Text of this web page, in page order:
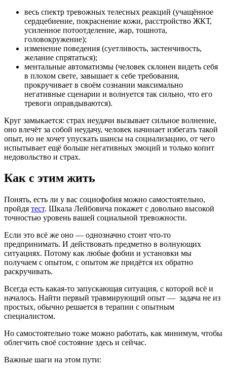
весь спектр тревожных телесных реакций (учащённое
сердцебиение, покраснение кожи, расстройство ЖКТ,
усиленное потоотделение, жар, тошнота,
головокружение);
изменение поведения (суетливость, застенчивость,
желание спрятаться);
ментальные автоматизмы (человек склонен видеть себя
в плохом свете, завышает к себе требования,
прокручивает в своём сознании максимально
негативные сценарии и волнуется так сильно, что его
тревоги оправдываются).
Круг замыкается: страх неудачи вызывает сильное волнение,
оно влечёт за собой неудачу, человек начинает избегать такой
опыт, но не хочет упускать шансы на социализацию, от чего
испытывает ещё больше негативных эмоций и только копит
недовольство и страх.
Как с этим жить
Понять, есть ли у вас социофобия можно самостоятельно,
пройдя тест. Шкала Лейбовича покажет с довольно высокой
точностью уровень вашей социальной тревожности.
Если это всё же оно — однозначно стоит что-то
предпринимать. И действовать предметно в волнующих
ситуациях. Потому как любые фобии и установки мы
получаем с опытом, с опытом же придётся их обратно
раскручивать.
Всегда есть какая-то запускающая ситуация, с которой всё и
началось. Найти первый травмирующий опыт — задача не из
простых, обычно решается в терапии с опытным
специалистом.
Но самостоятельно тоже можно работать, как минимум, чтобы
облегчить своё состояние здесь и сейчас.
Важные шаги на этом пути: